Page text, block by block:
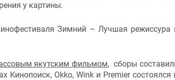
у картины.
Зимний – Лучшая режиссура
якутским фильмом, сборы
Okko, Wink и Premier состоялся